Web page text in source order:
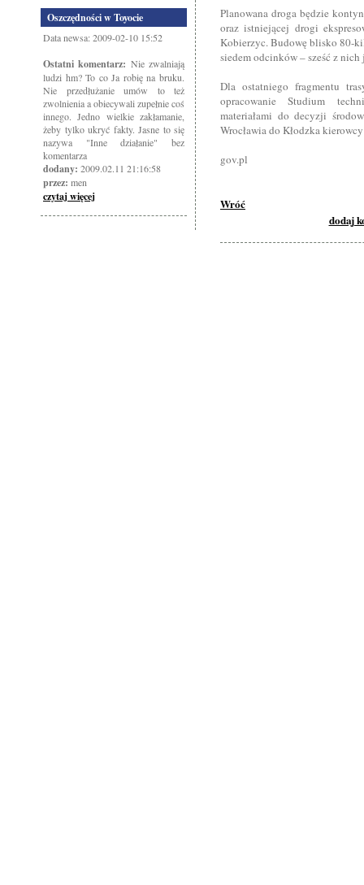
Oszczędności w Toyocie
Data newsa: 2009-02-10 15:52
Ostatni komentarz: Nie zwalniają
ludzi hm? To co Ja robię na bruku.
Nie przedłużanie umów to też
zwolnienia a obiecywali zupełnie coś
innego. Jedno wielkie zakłamanie,
żeby tylko ukryć fakty. Jasne to się
nazywa "Inne działanie" bez
komentarza
dodany: 2009.02.11 21:16:58
przez: men
czytaj więcej
Planowana droga będzie
oraz istniejącej drogi
Kobierzyc. Budowę blisko 80-
siedem odcinków – sześć z
Dla ostatniego fragmentu
opracowanie Studium
materiałami do decyzji
Wrocławia do Kłodzka
gov.pl
Wróć
dodaj